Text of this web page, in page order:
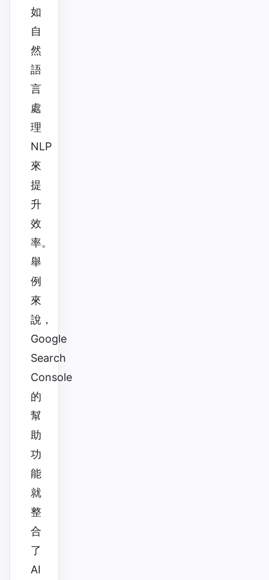
如
自
然
語
言
處
理
NLP
來
提
升
效
率。
舉
例
來
說，
Google
Search
Console
的
幫
助
功
能
就
整
合
了
AI